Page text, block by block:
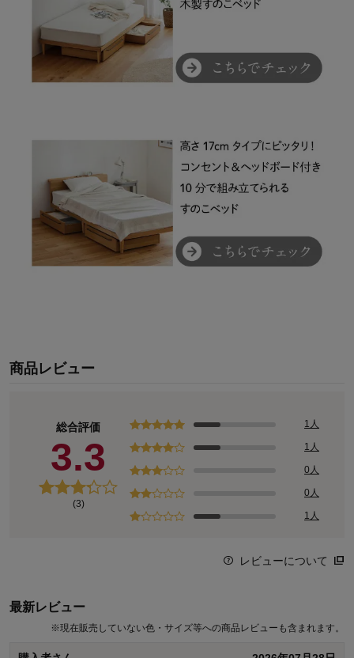
商品レビュー
総合評価
3.3
(3)
1人
1人
0人
0人
1人
レビューについて
最新レビュー
※現在販売していない色・サイズ等への商品レビューも含まれます。